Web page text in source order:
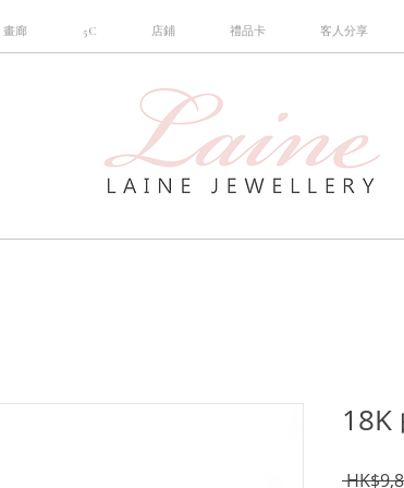
畫廊 5C 店鋪 禮品卡 客人分享
18K